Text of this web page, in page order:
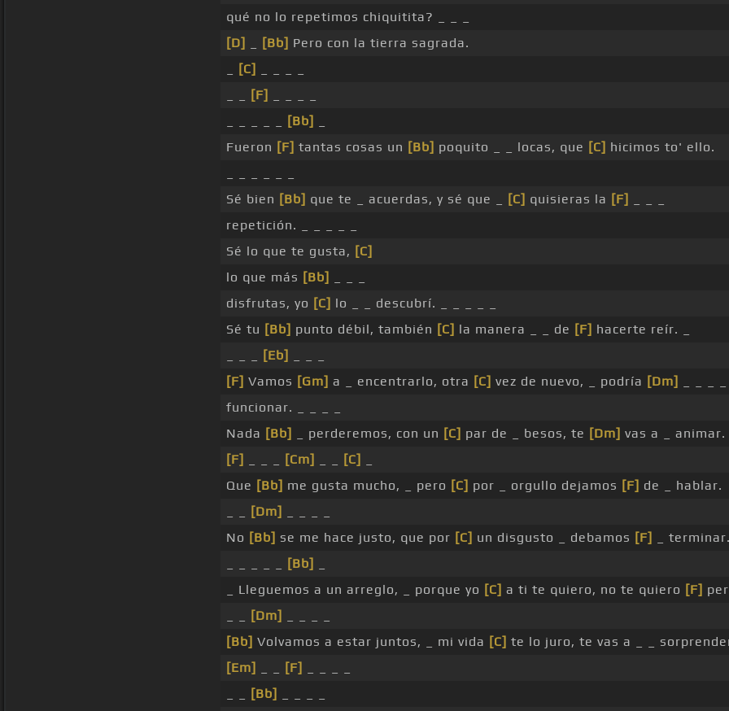
qué no lo repetimos chiquitita? _ _ _
[D]
[Bb] Pero con la tierra sagrada.
[C]
[F]
[Bb]
Fueron [F] tantas cosas un [Bb] poquito _ _ locas, que [C] hicimos to' ello.
Sé bien [Bb] que te _ acuerdas, y sé que _ [C] quisieras la [F]
repetición. _ _ _ _ _
Sé lo que te gusta, [C]
lo que más [Bb]
disfrutas, yo [C] lo _ _ descubrí. _ _ _ _ _
Sé tu [Bb] punto débil, también [C] la manera _ _ de [F] hacerte reír. _
[Eb]
[F] Vamos [Gm] a _ encentrarlo, otra [C] vez de nuevo, _ podría [Dm]
funcionar. _ _ _ _
Nada [Bb] _ perderemos, con un [C] par de _ besos, te [Dm] vas a _ animar.
[F]
[Cm] [C]
Que [Bb] me gusta mucho, _ pero [C] por _ orgullo dejamos [F] de _ hablar.
[Dm]
No [Bb] se me hace justo, que por [C] un disgusto _ debamos [F]
_
[Bb]
_ Lleguemos a un arreglo, _ porque yo [C] a ti te quiero, no te quiero [F]
[Dm]
[Bb] Volvamos a estar juntos, _ mi vida [C] te lo juro, te vas a _ _
[Em]
[F]
[Bb]